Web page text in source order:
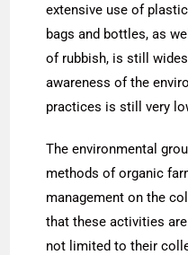
extensive use of plastic
bags and bottles, as
of rubbish, is still
awareness of the
practices is still very
The environmental
methods of organic
management on the
that these activities
not limited to their